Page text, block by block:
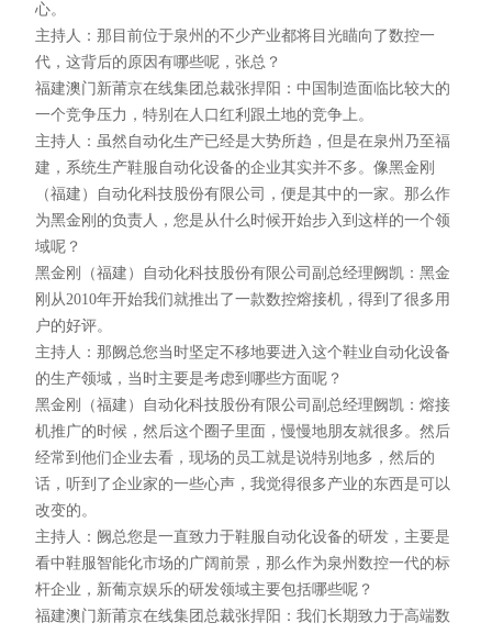
心。
主持人：那目前位于泉州的不少产业都将目光瞄向了数控一
代，这背后的原因有哪些呢，张总？
福建澳门新莆京在线集团总裁张捍阳：中国制造面临比较大的
一个竞争压力，特别在人口红利跟土地的竞争上。
主持人：虽然自动化生产已经是大势所趋，但是在泉州乃至福
建，系统生产鞋服自动化设备的企业其实并不多。像黑金刚
（福建）自动化科技股份有限公司，便是其中的一家。那么作
为黑金刚的负责人，您是从什么时候开始步入到这样的一个领
域呢？
黑金刚（福建）自动化科技股份有限公司副总经理阙凯：黑金
刚从2010年开始我们就推出了一款数控熔接机，得到了很多用
户的好评。
主持人：那阙总您当时坚定不移地要进入这个鞋业自动化设备
的生产领域，当时主要是考虑到哪些方面呢？
黑金刚（福建）自动化科技股份有限公司副总经理阙凯：熔接
机推广的时候，然后这个圈子里面，慢慢地朋友就很多。然后
经常到他们企业去看，现场的员工就是说特别地多，然后的
话，听到了企业家的一些心声，我觉得很多产业的东西是可以
改变的。
主持人：阙总您是一直致力于鞋服自动化设备的研发，主要是
看中鞋服智能化市场的广阔前景，那么作为泉州数控一代的标
杆企业，新葡京娱乐的研发领域主要包括哪些呢？
福建澳门新莆京在线集团总裁张捍阳：我们长期致力于高端数